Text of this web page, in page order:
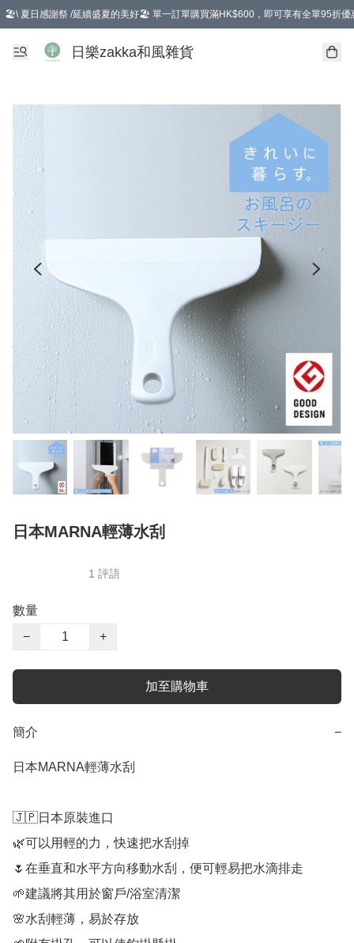
🏖️\ 夏日感謝祭 /延續盛夏的美好🏖️ 單一訂單購買滿HK$600，即可享有全單95折優
選擇GoGoX住宅/工商地址配送，單一訂單消費購物滿HK$680(折扣後），可享有
日樂zakka和風雜貨
日本MARNA輕薄水刮
1 評語
數量
−
+
加至購物車
簡介 −
日本MARNA輕薄水刮
🇯🇵日本原裝進口
🌿可以用輕的力，快速把水刮掉
🌷在垂直和水平方向移動水刮，便可輕易把水滴排走
🌱建議將其用於窗戶/浴室清潔
🌸水刮輕薄，易於存放